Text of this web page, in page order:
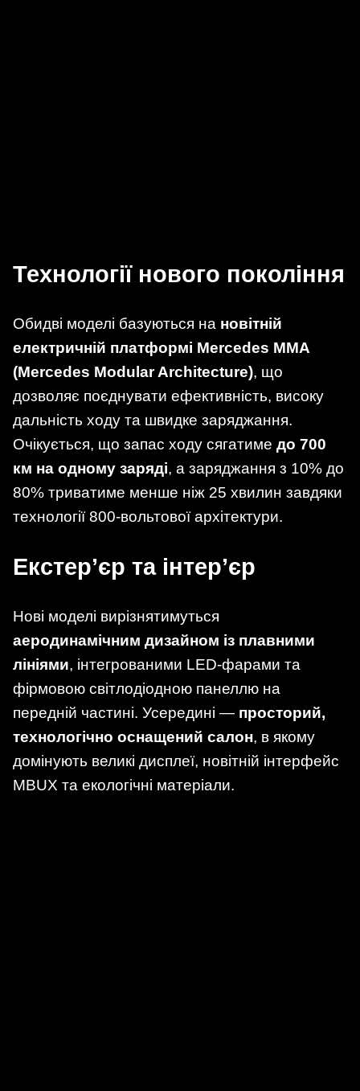
Технології нового покоління
Обидві моделі базуються на новітній
електричній платформі Mercedes MMA
(Mercedes Modular Architecture), що
дозволяє поєднувати ефективність, високу
дальність ходу та швидке заряджання.
Очікується, що запас ходу сягатиме до 700
км на одному заряді, а заряджання з 10% до
80% триватиме менше ніж 25 хвилин завдяки
технології 800-вольтової архітектури.
Екстер’єр та інтер’єр
Нові моделі вирізнятимуться
аеродинамічним дизайном із плавними
лініями, інтегрованими LED-фарами та
фірмовою світлодіодною панеллю на
передній частині. Усередині — просторий,
технологічно оснащений салон, в якому
домінують великі дисплеї, новітній інтерфейс
MBUX та екологічні матеріали.